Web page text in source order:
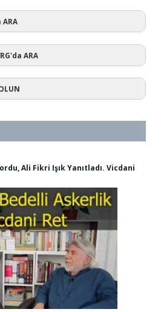
ARA
ARA
Ali Fikri Işık Yanıtladı. Vicdani